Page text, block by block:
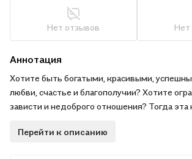
Нет отзывов Нет
Аннотация
Хотите быть богатыми, красивыми,
любви, счастье и благополучии? Хотите
зависти и недоброго отношения? Тогда эта
исполнение самых сокровенных желаний.
Перейти к описанию